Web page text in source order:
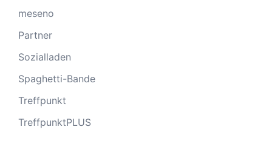
meseno
Partner
Sozialladen
Spaghetti-Bande
Treffpunkt
TreffpunktPLUS